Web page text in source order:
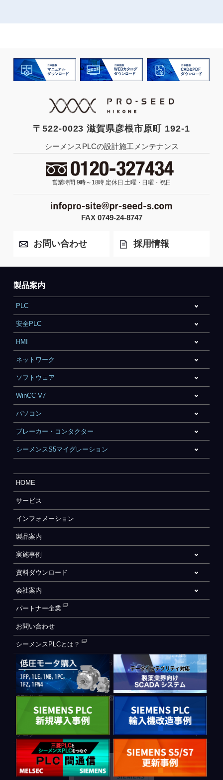
〒522-0023 滋賀県彦根市原町 192-1
シーメンスPLCの設計施工メンテナンス
営業時間 9時～18時 定休日 土曜・日曜・祝日
FAX 0749-24-8747
お問い合わせ 採用情報
製品案内
PLC
安全PLC
HMI
ネットワーク
ソフトウェア
WinCC V7
パソコン
ブレーカー・コンタクター
シーメンスS5マイグレーション
HOME
サービス
インフォメーション
製品案内
実施事例
資料ダウンロード
会社案内
パートナー企業
お問い合わせ
シーメンスPLCとは？
自動化設備をご検討されているお客様へ
WEB会員登録フォーム
CE制御盤（ヨーロッパでの制御盤について）
PLC間通信
ブログ